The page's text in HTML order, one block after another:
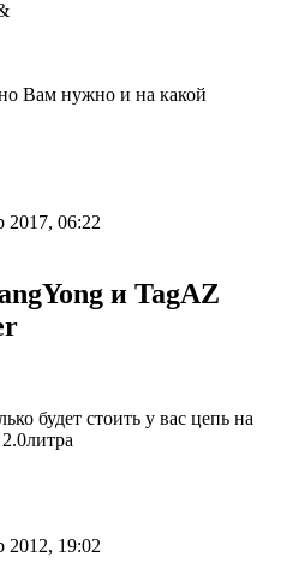
Вам нужно и на какой
2017, 06:22
и TagAZ
будет стоить у вас цепь на
2012, 19:02